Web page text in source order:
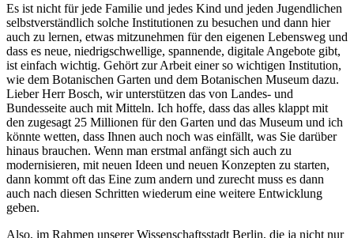
Es ist nicht für jede Familie und jedes Kind und jeden Jugendlichen
selbstverständlich solche Institutionen zu besuchen und dann hier
auch zu lernen, etwas mitzunehmen für den eigenen Lebensweg und
dass es neue, niedrigschwellige, spannende, digitale Angebote gibt,
ist einfach wichtig. Gehört zur Arbeit einer so wichtigen Institution,
wie dem Botanischen Garten und dem Botanischen Museum dazu.
Lieber Herr Bosch, wir unterstützen das von Landes- und
Bundesseite auch mit Mitteln. Ich hoffe, dass das alles klappt mit
den zugesagt 25 Millionen für den Garten und das Museum und ich
könnte wetten, dass Ihnen auch noch was einfällt, was Sie darüber
hinaus brauchen. Wenn man erstmal anfängt sich auch zu
modernisieren, mit neuen Ideen und neuen Konzepten zu starten,
dann kommt oft das Eine zum andern und zurecht muss es dann
auch nach diesen Schritten wiederum eine weitere Entwicklung
geben.
Also, im Rahmen unserer Wissenschaftsstadt Berlin, die ja nicht nur